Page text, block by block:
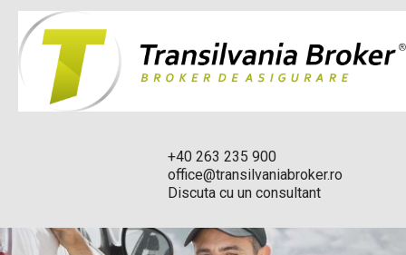
+40 263 235 900
office@transilvaniabroker.ro
Discuta cu un consultant